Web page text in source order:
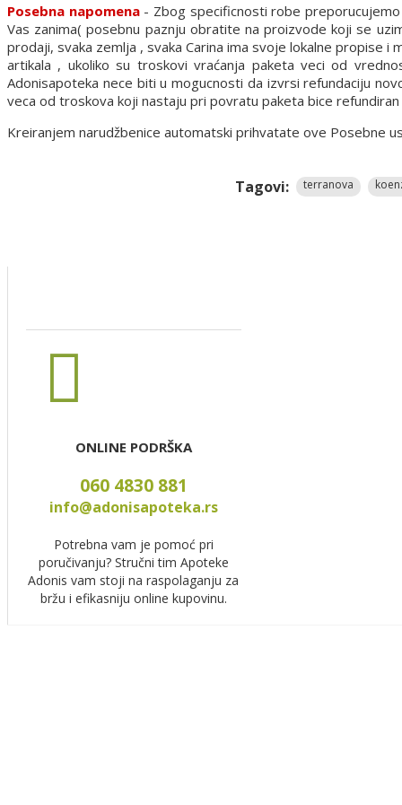
Posebna napomena- Zbog specificnosti robe
Vas zanima( posebnu paznju obratite na proizvode koji se
prodaji, svaka zemlja , svaka Carina ima svoje lokalne propise
artikala , ukoliko su troskovi vraćanja paketa veci od
Adonisapoteka nece biti u mogucnosti da izvrsi refundaciju
veca od troskova koji nastaju pri povratu paketa bice
Kreiranjem narudžbenice automatski prihvatate ove Posebne
Tagovi: terranova
ONLINE PODRŠKA
060 4830 881
info@adonisapoteka.rs
Potrebna vam je pomoć pri
poručivanju? Stručni tim Apoteke
Adonis vam stoji na raspolaganju za
bržu i efikasniju online kupovinu.